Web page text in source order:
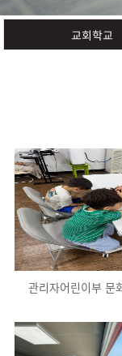
교회학교
관리자어린이부 문